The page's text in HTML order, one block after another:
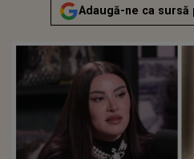
Adaugă-ne ca sursă